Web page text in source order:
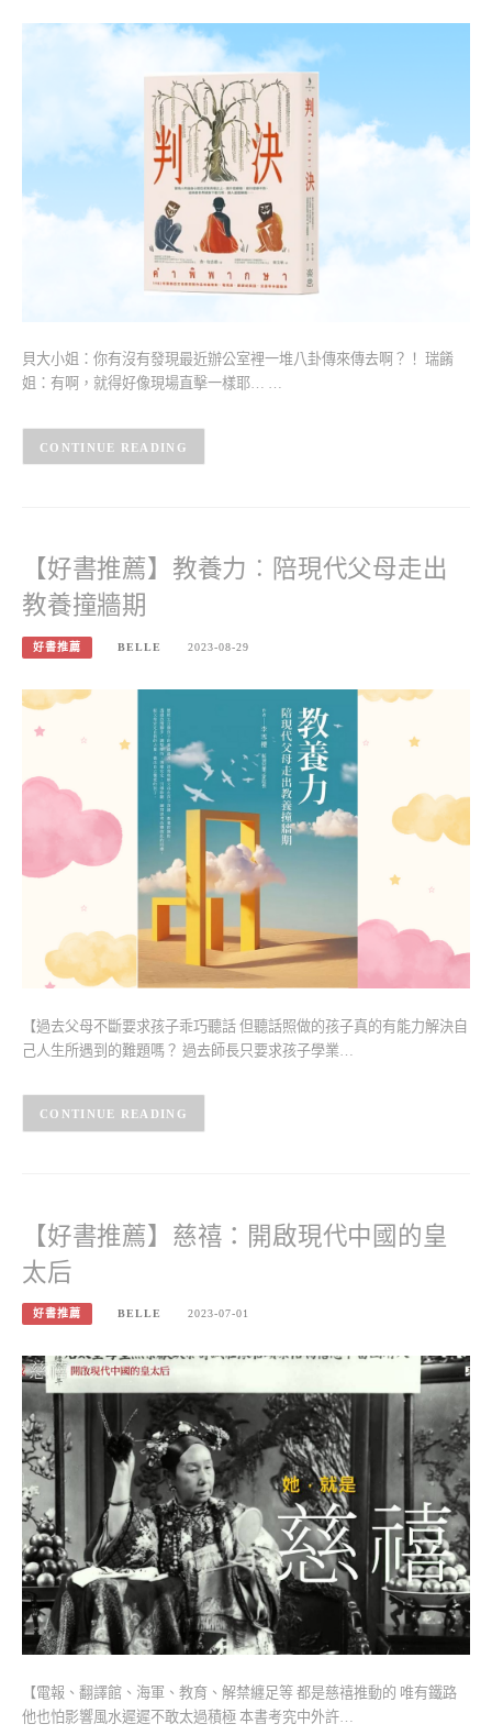
貝大小姐：你有沒有發現最近辦公室裡一堆八卦傳來傳去啊？！ 瑞餚
姐：有啊，就得好像現場直擊一樣耶… …
CONTINUE READING
【好書推薦】教養力︰陪現代父母走出
教養撞牆期
好書推薦 BELLE 2023-08-29
【過去父母不斷要求孩子乖巧聽話 但聽話照做的孩子真的有能力解決自
己人生所遇到的難題嗎？ 過去師長只要求孩子學業…
CONTINUE READING
【好書推薦】慈禧：開啟現代中國的皇
太后
好書推薦 BELLE 2023-07-01
【電報、翻譯館、海軍、教育、解禁纏足等 都是慈禧推動的 唯有鐵路
他也怕影響風水遲遲不敢太過積極 本書考究中外許…